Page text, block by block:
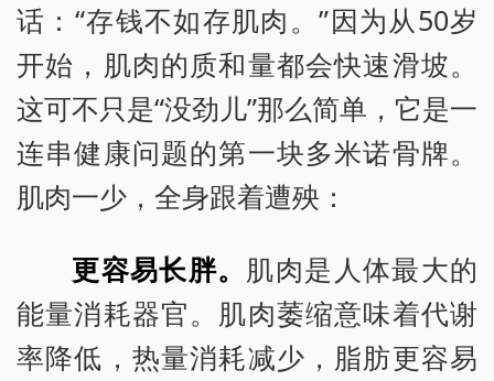
话：“存钱不如存肌肉。”因为从50岁
开始，肌肉的质和量都会快速滑坡。
这可不只是“没劲儿”那么简单，它是一
连串健康问题的第一块多米诺骨牌。
肌肉一少，全身跟着遭殃：
更容易长胖。 肌肉是人体最大的
能量消耗器官。肌肉萎缩意味着代谢
率降低，热量消耗减少，脂肪更容易